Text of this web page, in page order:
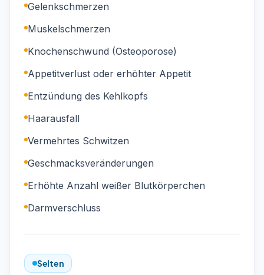
Gelenkschmerzen
Muskelschmerzen
Knochenschwund (Osteoporose)
Appetitverlust oder erhöhter Appetit
Entzündung des Kehlkopfs
Haarausfall
Vermehrtes Schwitzen
Geschmacksveränderungen
Erhöhte Anzahl weißer Blutkörperchen
Darmverschluss
Selten